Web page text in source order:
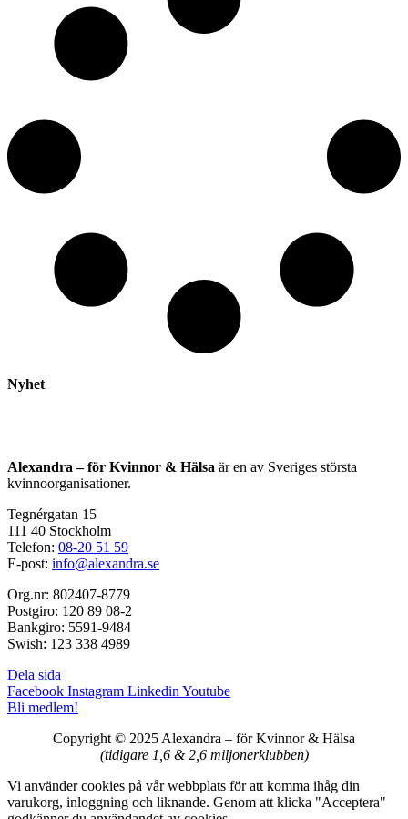
Nyhet
Alexandra – för Kvinnor & Hälsa är en av Sveriges största
kvinnoorganisationer.
Tegnérgatan 15
111 40 Stockholm
Telefon: 08-20 51 59
E-post: info@alexandra.se
Org.nr: 802407-8779
Postgiro: 120 89 08-2
Bankgiro: 5591-9484
Swish: 123 338 4989
Dela sida
Facebook Instagram Linkedin Youtube
Bli medlem!
Copyright © 2025 Alexandra – för Kvinnor & Hälsa
(tidigare 1,6 & 2,6 miljonerklubben)
Vi använder cookies på vår webbplats för att komma ihåg din
varukorg, inloggning och liknande. Genom att klicka "Acceptera"